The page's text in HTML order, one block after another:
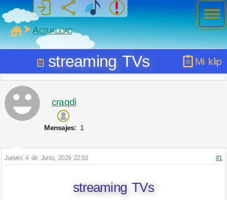
MiSabueso
Actualidad
Mi klip
streaming TVs
craqdi
Mensajes: 1
Jueves 4 de Junio, 2026 22:53 #1
streaming TVs
Men
ú